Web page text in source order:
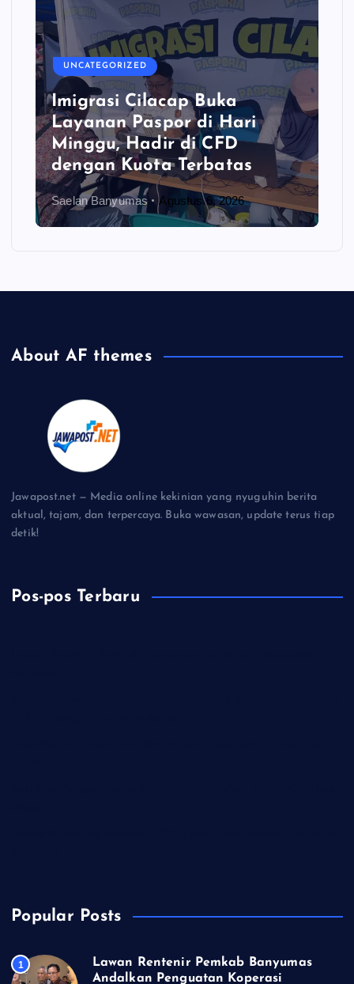
UNCATEGORIZED
Imigrasi Cilacap Buka
Layanan Paspor di Hari
Minggu, Hadir di CFD
dengan Kuota Terbatas
Saelan Banyumas Agustus 6, 2026
About AF themes
Jawapost.net — Media online kekinian yang nyuguhin berita
aktual, tajam, dan terpercaya. Buka wawasan, update terus tiap
detik!
Pos-pos Terbaru
Popular Posts
1
Lawan Rentenir Pemkab Banyumas
Andalkan Penguatan Koperasi